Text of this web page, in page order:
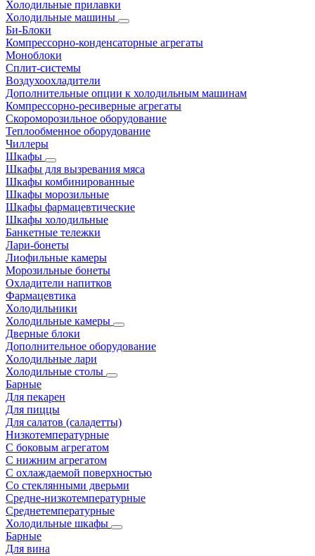
Холодильные прилавки
Холодильные машины
Би-Блоки
Компрессорно-конденсаторные агрегаты
Моноблоки
Сплит-системы
Воздухоохладители
Дополнительные опции к холодильным машинам
Компрессорно-ресиверные агрегаты
Скороморозильное оборудование
Теплообменное оборудование
Чиллеры
Шкафы
Шкафы для вызревания мяса
Шкафы комбинированные
Шкафы морозильные
Шкафы фармацевтические
Шкафы холодильные
Банкетные тележки
Лари-бонеты
Лиофильные камеры
Морозильные бонеты
Охладители напитков
Фармацевтика
Холодильники
Холодильные камеры
Дверные блоки
Дополнительное оборудование
Холодильные лари
Холодильные столы
Барные
Для пекарен
Для пиццы
Для салатов (саладетты)
Низкотемпературные
С боковым агрегатом
С нижним агрегатом
С охлаждаемой поверхностью
Со стеклянными дверьми
Средне-низкотемпературные
Среднетемпературные
Холодильные шкафы
Барные
Для вина